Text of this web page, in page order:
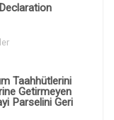
Taahhütlerini
Getirmeyen
Parselini Geri